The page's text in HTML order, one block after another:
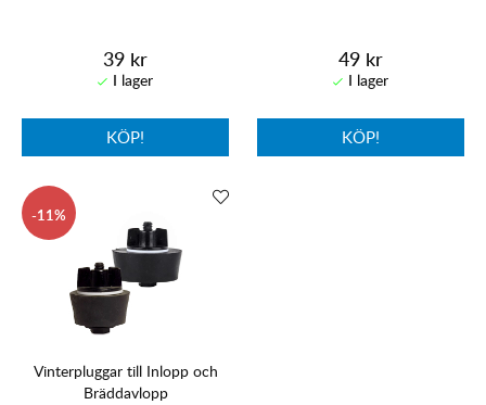
39 kr
KÖP!
49 kr
KÖP!
11
Vinterpluggar till Inlopp och
Bräddavlopp